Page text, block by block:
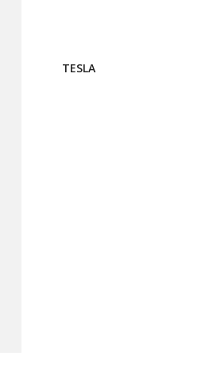
TESLA